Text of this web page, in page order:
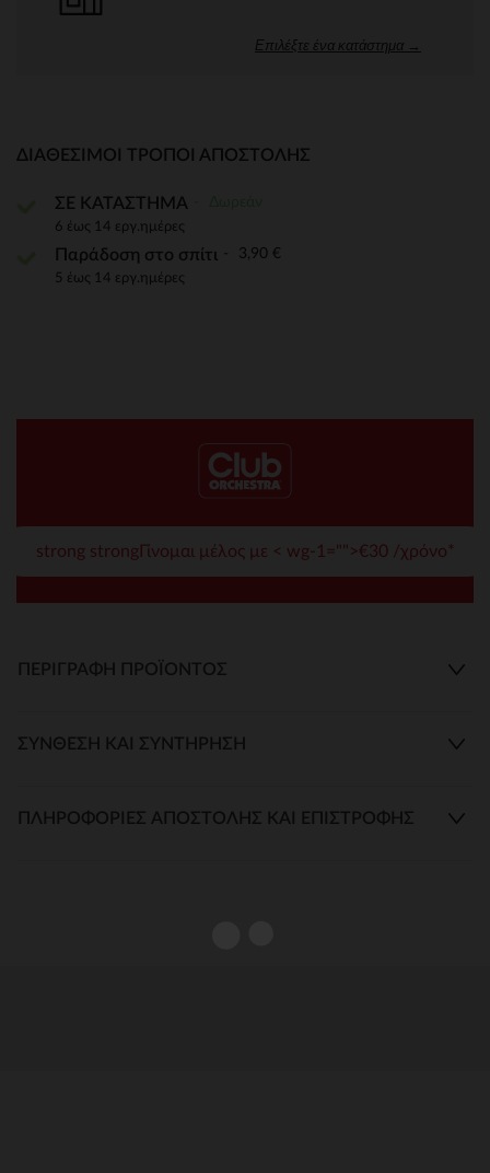
Επιλέξτε ένα κατάστημα →
ΔΙΑΘΈΣΙΜΟΙ ΤΡΌΠΟΙ ΑΠΟΣΤΟΛΉΣ
ΣΕ ΚΑΤΑΣΤΗΜΑ
6 έως 14 εργ.ημέρες
Παράδοση στο σπίτι 3,90 €
5 έως 14 εργ.ημέρες
strong strongΓίνομαι μέλος με < wg-1="">€30 /χρόνο*
ΠΕΡΙΓΡΑΦΉ ΠΡΟΪΌΝΤΟΣ
ΣΎΝΘΕΣΗ ΚΑΙ ΣΥΝΤΉΡΗΣΗ
ΠΛΗΡΟΦΟΡΊΕΣ ΑΠΟΣΤΟΛΉΣ ΚΑΙ ΕΠΙΣΤΡΟΦΉΣ